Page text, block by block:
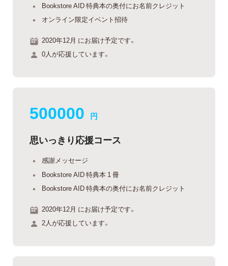
Bookstore AID 特典本の奥付にお名前クレジット
オンライン限定イベント招待
2020年12月 にお届け予定です。
0人が応援しています。
500000 円
思いっきり応援コース
感謝メッセージ
Bookstore AID 特典本 1 冊
Bookstore AID 特典本の奥付にお名前クレジット
2020年12月 にお届け予定です。
2人が応援しています。